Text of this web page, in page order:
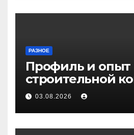
РАЗНОЕ
Профиль и опыт
строительной
Медичи
03.08.2026